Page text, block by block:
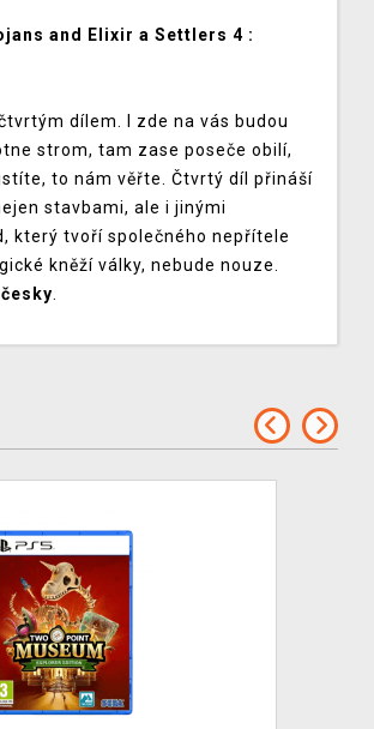
and Elixir a Settlers 4 :
dílem. I zde na vás budou
strom, tam zase poseče obilí,
to nám věřte. Čtvrtý díl přináší
stavbami, ale i jinými
který tvoří společného nepřítele
kněží války, nebude nouze.